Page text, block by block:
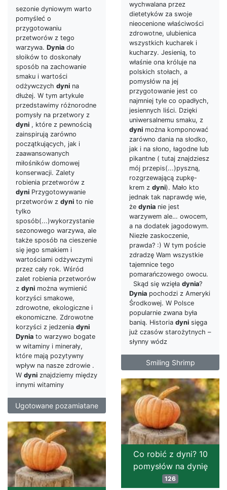
sezonie dyniowym warto
pomyśleć o
przygotowaniu
przetworów z tego
warzywa. Dynia do
słoików to doskonały
sposób na zachowanie
smaku i wartości
odżywczych dyni na
dłużej. W tym artykule
przedstawimy różnorodne
pomysły na przetwory z
dyni , które z pewnością
zainspirują zarówno
początkujących, jak i
zaawansowanych
miłośników domowej
konserwacji. Zalety
robienia przetworów z
dyni Przygotowywanie
przetworów z dyni to nie
tylko
sposób(...)wykorzystanie
sezonowego warzywa, ale
także sposób na cieszenie
się jego smakiem i
wartościami odżywczymi
przez cały rok. Wśród
zalet robienia przetworów
z dyni można wymienić
korzyści smakowe,
zdrowotne, ekologiczne i
ekonomiczne. Zdrowotne
korzyści z jedzenia dyni
Dynia to warzywo bogate
w witaminy i minerały,
które mają pozytywny
wpływ na nasze zdrowie .
W dyni znajdziemy między
innymi witaminy
Ugotowane pozamiatane
wychwalana przez
dietetyków za swoje
nieocenione właściwości
zdrowotne, ulubienica
wszystkich kucharek i
kucharzy. Jesienią, to
właśnie ona króluje na
polskich stołach, a
pomysłów na jej
przygotowanie jest co
najmniej tyle co opadłych,
jesiennych liści. Dzięki
uniwersalnemu smaku, z
dyni można komponować
zarówno dania na słodko,
jak i na słono, łagodne lub
pikantne ( tutaj znajdziesz
mój przepis(...)pyszną,
rozgrzewającą zupkę-
krem z dyni). Mało kto
jednak tak naprawdę wie,
że dynia nie jest
warzywem ale… owocem,
a na dodatek jagodowym.
Niezłe zaskoczenie,
prawda? :) W tym poście
zdradzę Wam wszystkie
tajemnice tego
pomarańczowego owocu.
Skąd się wzięła dynia?
Dynia pochodzi z Ameryki
Środkowej. W Polsce
popularnie zwana była
banią. Historia dyni sięga
już czasów starożytnych –
słynny wódz
Smiling Shrimp
Co robić z dyni? 10
pomysłów na dynię
126